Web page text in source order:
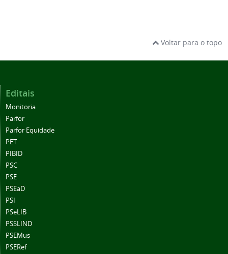
Voltar para o topo
Editais
Monitoria
Parfor
Parfor Equidade
PET
PIBID
PSC
PSE
PSEaD
PSI
PSeLIB
PSSLIND
PSEMus
PSERef